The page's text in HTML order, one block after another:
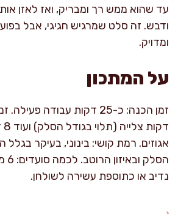
עד שהוא ממש רך ומבריק, ואז לאזן
ודבש. זה סלט שמרגיש חגיגי, אבל
ומדויק.
על המתכון
אגוזים. רמת קושי: בינוני, בעיקר
נדיב או כתוספת עשירה לשולחן.